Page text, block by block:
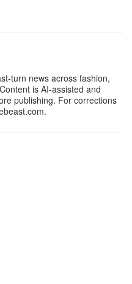
turn news across fashion,
is AI-assisted and
publishing. For corrections